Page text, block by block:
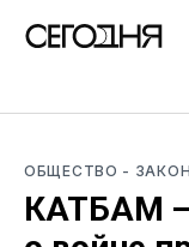
ОБЩЕСТВО - ЗАКОН
КАТБАМ —